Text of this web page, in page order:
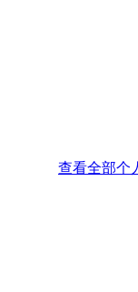
查看全部个